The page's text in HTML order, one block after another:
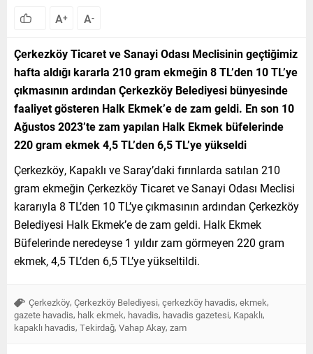
A+ A-
Çerkezköy Ticaret ve Sanayi Odası Meclisinin geçtiğimiz
hafta aldığı kararla 210 gram ekmeğin 8 TL’den 10 TL’ye
çıkmasının ardından Çerkezköy Belediyesi bünyesinde
faaliyet gösteren Halk Ekmek’e de zam geldi. En son 10
Ağustos 2023’te zam yapılan Halk Ekmek büfelerinde
220 gram ekmek 4,5 TL’den 6,5 TL’ye yükseldi
Çerkezköy, Kapaklı ve Saray’daki fırınlarda satılan 210
gram ekmeğin Çerkezköy Ticaret ve Sanayi Odası Meclisi
kararıyla 8 TL’den 10 TL’ye çıkmasının ardından Çerkezköy
Belediyesi Halk Ekmek’e de zam geldi. Halk Ekmek
Büfelerinde neredeyse 1 yıldır zam görmeyen 220 gram
ekmek, 4,5 TL’den 6,5 TL’ye yükseltildi.
Çerkezköy, Çerkezköy Belediyesi, çerkezköy havadis, ekmek,
gazete havadis, halk ekmek, havadis, havadis gazetesi, Kapaklı,
kapaklı havadis, Tekirdağ, Vahap Akay, zam